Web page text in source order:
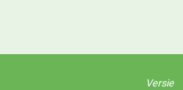
Versie